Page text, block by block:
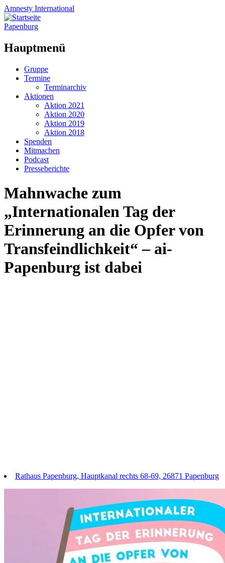
Amnesty International
Papenburg
Hauptmenü
Zum
Inhalt
Gruppe
Termine
Terminarchiv
Aktionen
Aktion 2021
Aktion 2020
Aktion 2019
Aktion 2018
Spenden
Mitmachen
Podcast
Presseberichte
Mahnwache zum
„Internationalen Tag der
Erinnerung an die Opfer von
Transfeindlichkeit“ – ai-
Papenburg ist dabei
Rathaus Papenburg, Hauptkanal rechts 68-69, 26871 Papenburg